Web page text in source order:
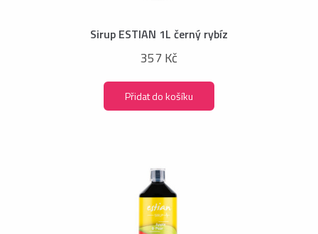
Sirup ESTIAN 1L černý rybíz
357 Kč
Přidat do košíku